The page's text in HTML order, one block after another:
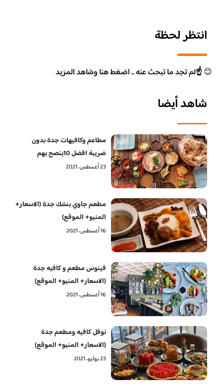
انتظر لحظة
😊☝️لم تجد ما تبحث عنه .. اضغط هنا وشاهد المزيد
شاهد أيضا
مطاعم وكافيهات جدة بدون
ضريبة افضل 10ينصح بهم
23 أغسطس، 2021
مطعم جاوي بنشك جدة (الاسعار+
المنيو+ الموقع)
16 أغسطس، 2021
فينوس مطعم و كافيه جدة
(الاسعار+ المنيو+ الموقع)
16 أغسطس، 2021
نوفل كافيه ومطعم جدة
(الاسعار+ المنيو+ الموقع)
23 يوليو، 2021